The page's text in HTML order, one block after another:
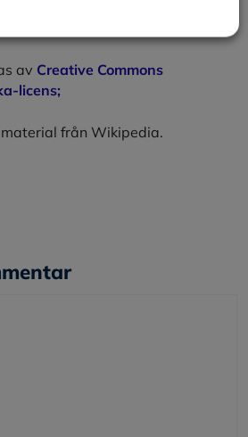
av Creative Commons
licens;
från Wikipedia.